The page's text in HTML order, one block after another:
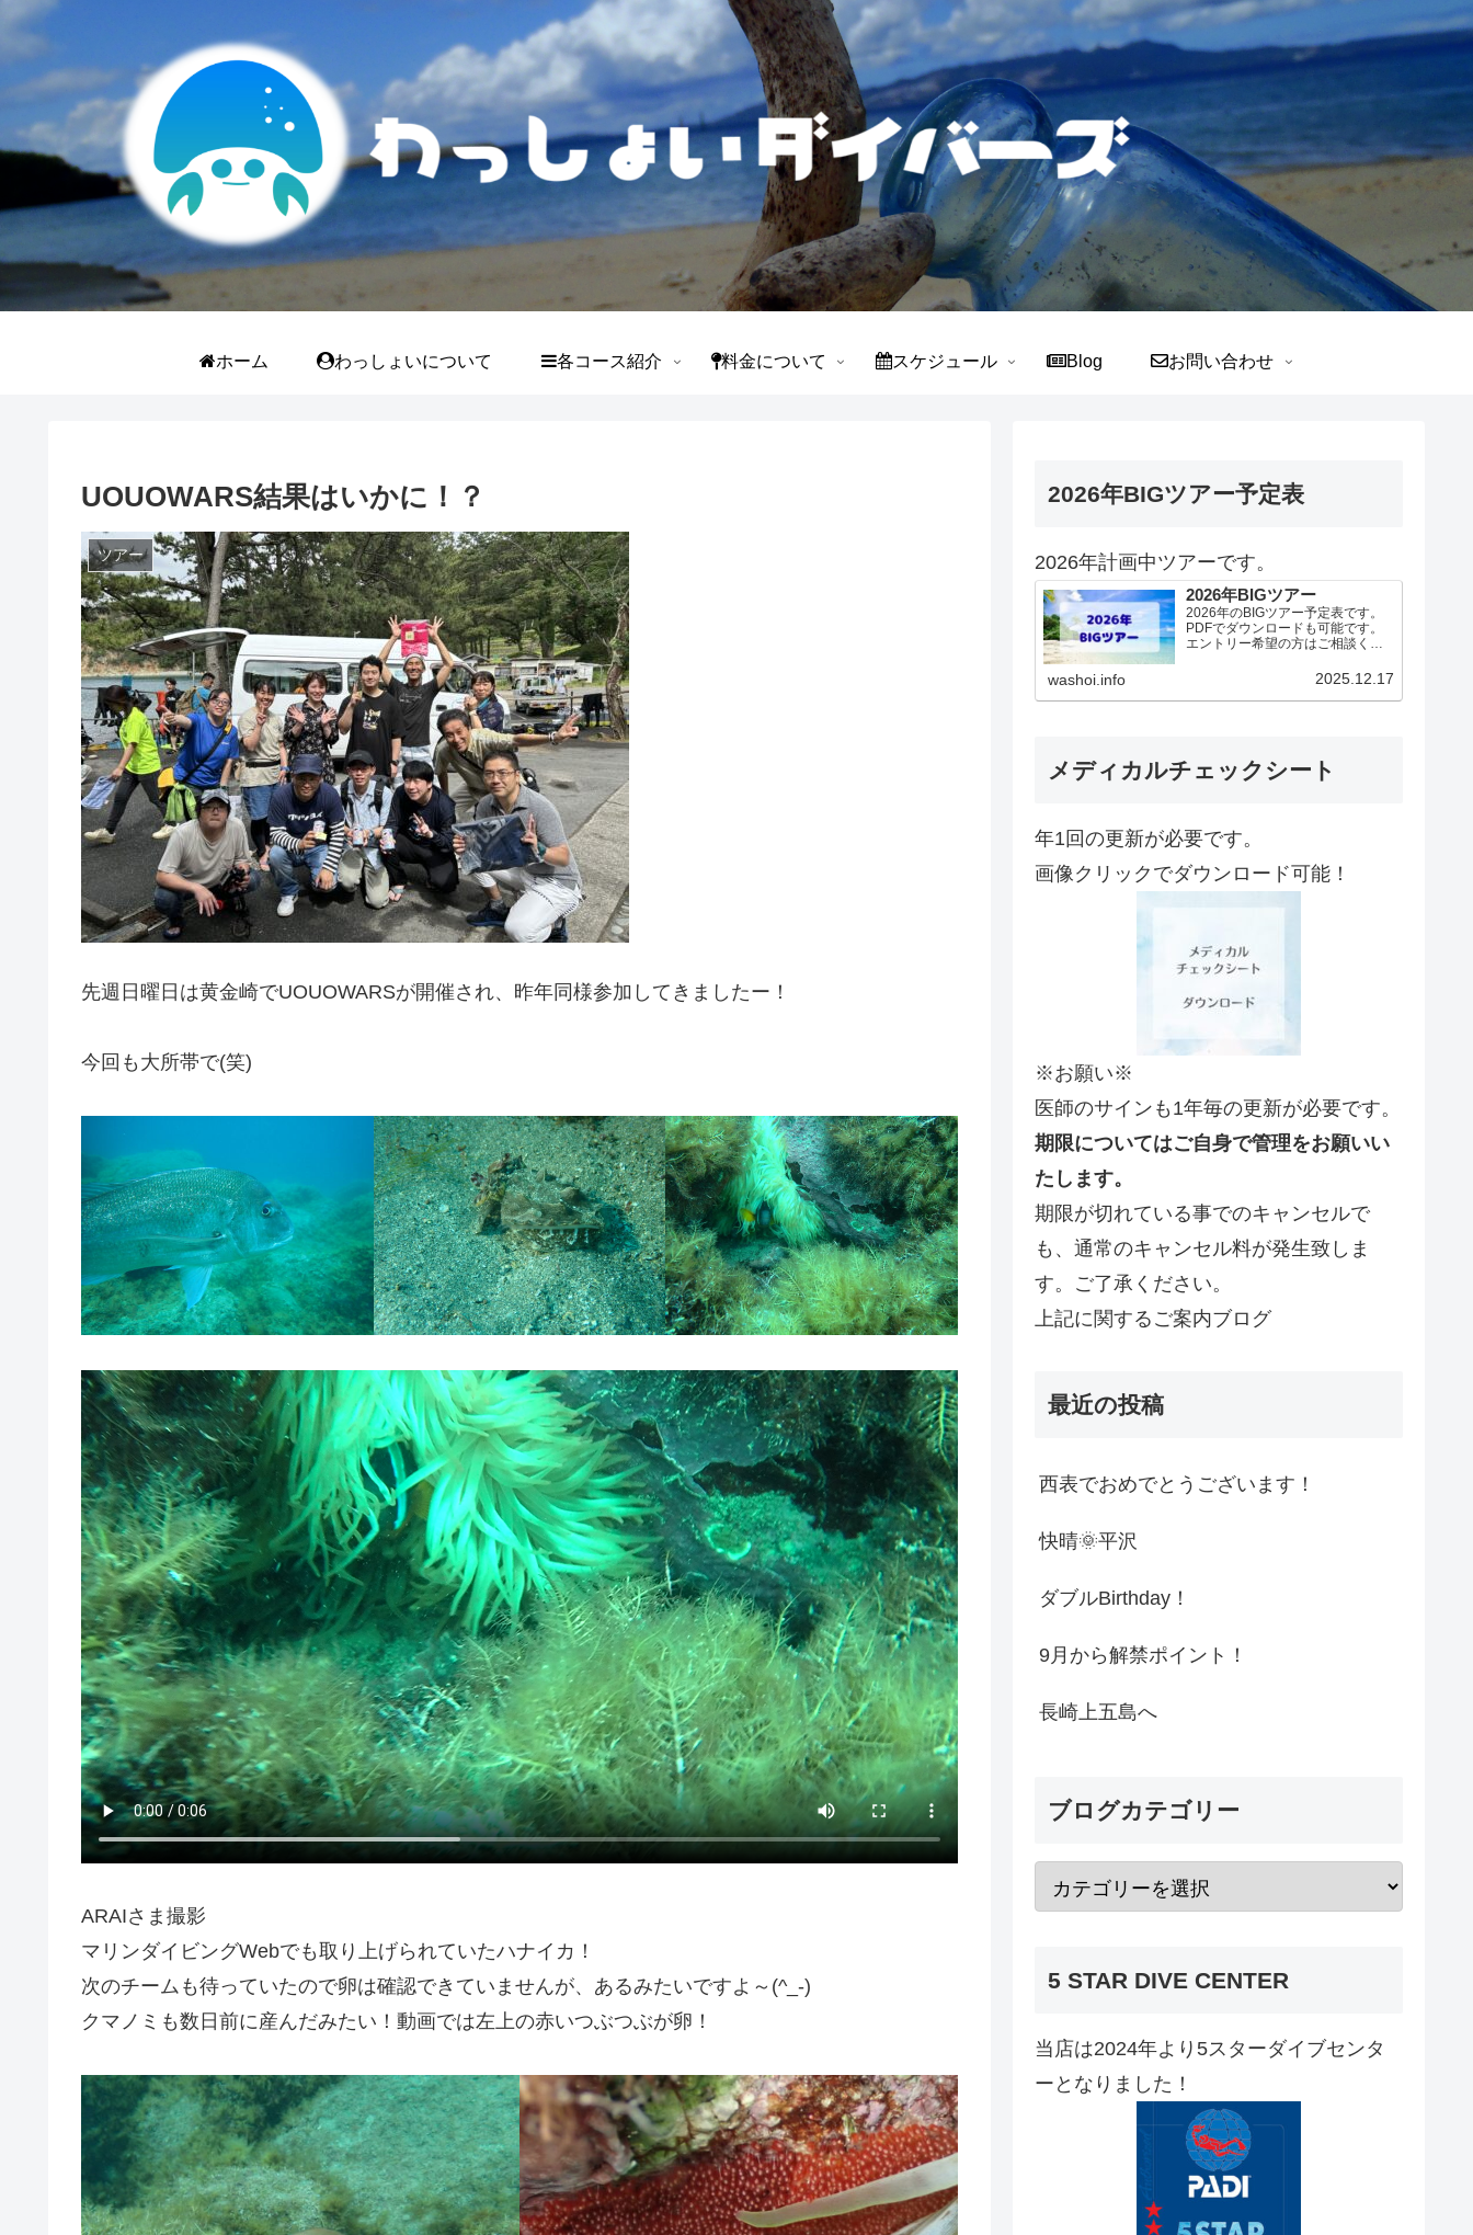
ホーム わっしょいについて 各コース紹介 料金について スケジュール Blog お問い合わせ
UOUOWARS結果はいかに！？
ツアー
先週日曜日は黄金崎でUOUOWARSが開催され、昨年同様参加してきましたー！
今回も大所帯で(笑)
ARAIさま撮影
マリンダイビングWebでも取り上げられていたハナイカ！
次のチームも待っていたので卵は確認できていませんが、あるみたいですよ～(^_-)
クマノミも数日前に産んだみたい！動画では左上の赤いつぶつぶが卵！
2026年BIGツアー予定表
2026年計画中ツアーです。
2026年BIGツアー
2026年のBIGツアー予定表です。
PDFでダウンロードも可能です。
エントリー希望の方はご相談くだ
より変動ありますので、ご確認く
新）ダウンロードPDFでアップロ
washoi.info 2025.12.17
メディカルチェックシート
年1回の更新が必要です。
画像クリックでダウンロード可能！
※お願い※
医師のサインも1年毎の更新が必要です。
期限についてはご自身で管理をお願いい
たします。
期限が切れている事でのキャンセルで
も、通常のキャンセル料が発生致しま
す。ご了承ください。
上記に関するご案内ブログ
最近の投稿
西表でおめでとうございます！
快晴🌞平沢
ダブルBirthday！
9月から解禁ポイント！
長崎上五島へ
ブログカテゴリー
5 STAR DIVE CENTER
当店は2024年より5スターダイブセンタ
ーとなりました！